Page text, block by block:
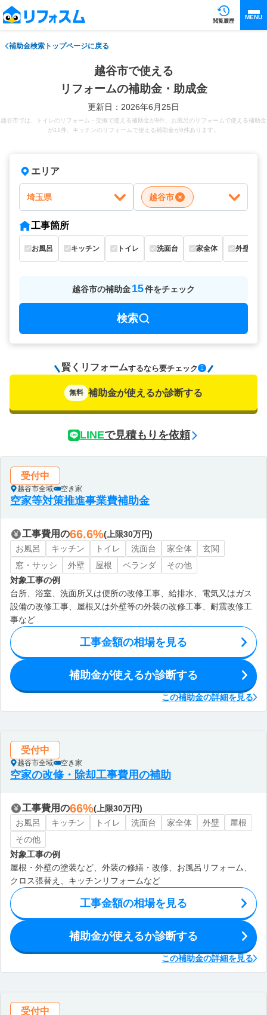
閲覧履歴
MENU
補助金検索トップページに戻る
越谷市で使える
リフォームの補助金・助成金
更新日：2026年6月25日
越谷市では、トイレのリフォーム・交換で使える補助金が8件、お風呂のリフォームで使える補助金
が11件、キッチンのリフォームで使える補助金が8件あります。
エリア
埼玉県 越谷市
工事箇所
お風呂 キッチン トイレ 洗面台 家全体 外壁
越谷市の補助金15件をチェック
検索
賢くリフォームするなら要チェック
無料 補助金が使えるか診断する
LINEで見積もりを依頼
受付中
越谷市全域 空き家
空家等対策推進事業費補助金
工事費用の66.6%(上限30万円)
お風呂
キッチン トイレ 洗面台 家全体
玄関
窓・サッシ
外壁 屋根 ベランダ
その他
対象工事の例
台所、浴室、洗面所又は便所の改修工事、給排水、電気又はガス
設備の改修工事、屋根又は外壁等の外装の改修工事、耐震改修工
事など
工事金額の相場を見る
補助金が使えるか診断する
この補助金の詳細を見る
受付中
越谷市全域 空き家
空家の改修・除却工事費用の補助
工事費用の66%(上限30万円)
お風呂
キッチン トイレ 洗面台 家全体 外壁
屋根
その他
対象工事の例
屋根・外壁の塗装など、外装の修繕・改修、お風呂リフォーム、
クロス張替え、キッチンリフォームなど
工事金額の相場を見る
補助金が使えるか診断する
この補助金の詳細を見る
受付中